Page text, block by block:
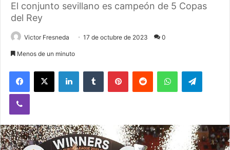
El conjunto sevillano es campeón de 5 Copas
del Rey
Victor Fresneda 17 de octubre de 2023 0
Menos de un minuto